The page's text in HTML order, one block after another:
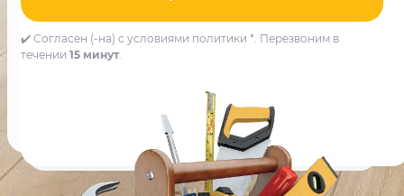
✔️ Согласен (-на) с условиями политики *. Перезвоним в
течении 15 минут.